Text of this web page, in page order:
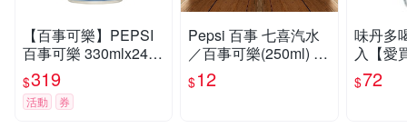
【百事可樂】PEPSI
百事可樂 330mlx24入
(1箱)
$319
活動 券
Pepsi 百事 七喜汽水
／百事可樂(250ml) 款
式可選 味丹【小三美
日】 DS024162 碳酸
$12
味丹多
入【愛
$72